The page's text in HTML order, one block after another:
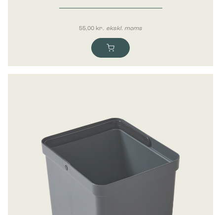
55,00 kr. ekskl. moms